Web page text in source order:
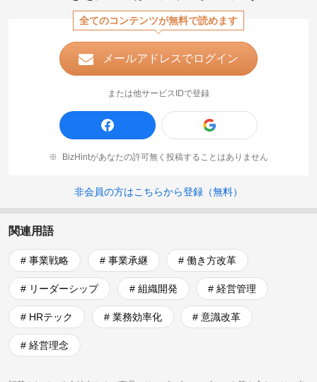
全てのコンテンツが無料で読めます
メールアドレスでログイン
または他サービスIDで登録
BizHintがあなたの許可無く投稿することはありません
非会員の方はこちらから登録（無料）
関連用語
# 事業戦略 # 事業承継 # 働き方改革
# リーダーシップ # 組織開発 # 経営管理
# HRテック # 業務効率化 # 意識改革
# 経営理念